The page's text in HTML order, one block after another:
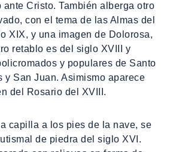
ante Cristo. También alberga otro
con el tema de las Almas del
XIX, y una imagen de Dolorosa,
retablo es del siglo XVIII y
y populares de Santo
y San Juan. Asimismo aparece
del Rosario del XVIII.
capilla a los pies de la nave, se
de piedra del siglo XVI.